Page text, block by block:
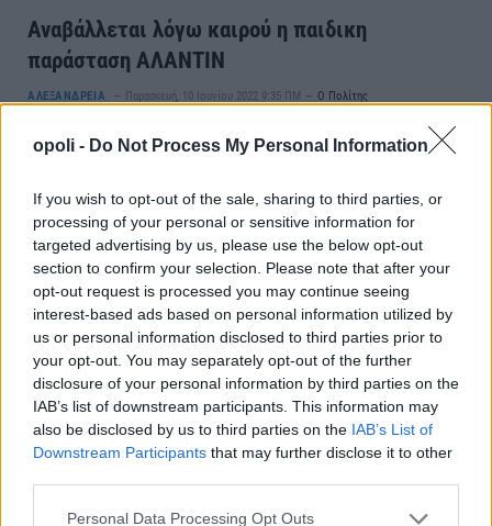
opoli - Do Not Process My Personal Information
If you wish to opt-out of the sale, sharing to third parties, or
processing of your personal or sensitive information for
targeted advertising by us, please use the below opt-out
section to confirm your selection. Please note that after your
opt-out request is processed you may continue seeing
interest-based ads based on personal information utilized by
us or personal information disclosed to third parties prior to
your opt-out. You may separately opt-out of the further
disclosure of your personal information by third parties on the
IAB’s list of downstream participants. This information may
also be disclosed by us to third parties on the IAB’s List of
Downstream Participants that may further disclose it to other
Personal Data Processing Opt Outs
Αναβάλλεται λόγω καιρού η παιδικη
παράσταση ΑΛΑΝΤΙΝ
ΑΛΕΞΑΝΔΡΕΙΑ Παρασκευή, 10 Ιουνίου 2022 9:35 ΠΜ Ο Πολίτης
H προγραμματισμένη για σήμερα παιδική θεατρική παράσταση ”Α Λ
ΔΗΠΕΘΕ ΒΕΡΟΙΑΣ: Κι άλλο ΓΙΑΚ!